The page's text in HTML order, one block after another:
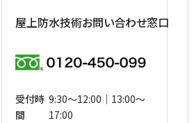
屋上防水技術お問い合わせ窓口
受付時
間
9:30〜12:00｜13:00〜
17:00